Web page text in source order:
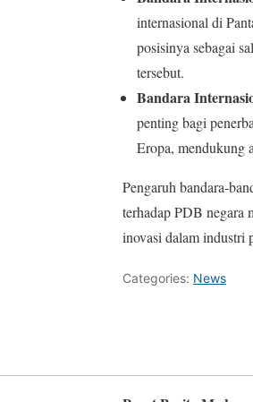
internasional di
posisinya sebagai
tersebut.
Bandara
penting bagi
Eropa, mendukung
Pengaruh bandara-
terhadap PDB negara
inovasi dalam industri
Categories: News